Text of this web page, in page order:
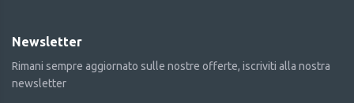
Newsletter
Rimani sempre aggiornato sulle nostre offerte, iscriviti alla nostra
newsletter